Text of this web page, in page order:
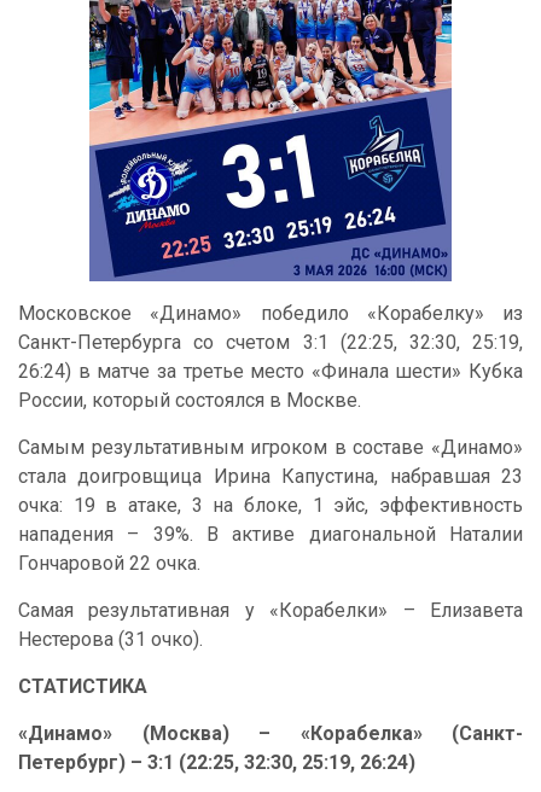
Московское «Динамо» победило «Корабелку» из
Санкт-Петербурга со счетом 3:1 (22:25, 32:30, 25:19,
26:24) в матче за третье место «Финала шести» Кубка
России, который состоялся в Москве.
Самым результативным игроком в составе «Динамо»
стала доигровщица Ирина Капустина, набравшая 23
очка: 19 в атаке, 3 на блоке, 1 эйс, эффективность
нападения – 39%. В активе диагональной Наталии
Гончаровой 22 очка.
Самая результативная у «Корабелки» – Елизавета
Нестерова (31 очко).
СТАТИСТИКА
«Динамо» (Москва) – «Корабелка» (Санкт-
Петербург) – 3:1 (22:25, 32:30, 25:19, 26:24)